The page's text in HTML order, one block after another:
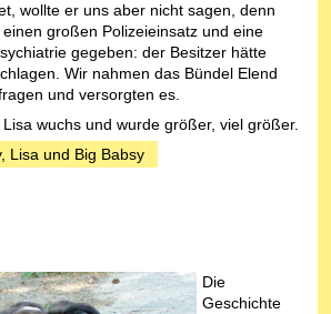
wollte er uns aber nicht sagen, denn
großen Polizeieinsatz und eine
gegeben: der Besitzer hätte
Wir nahmen das Bündel Elend
und versorgten es.
wuchs und wurde größer, viel größer.
Lisa und Big Babsy
Die
Geschichte